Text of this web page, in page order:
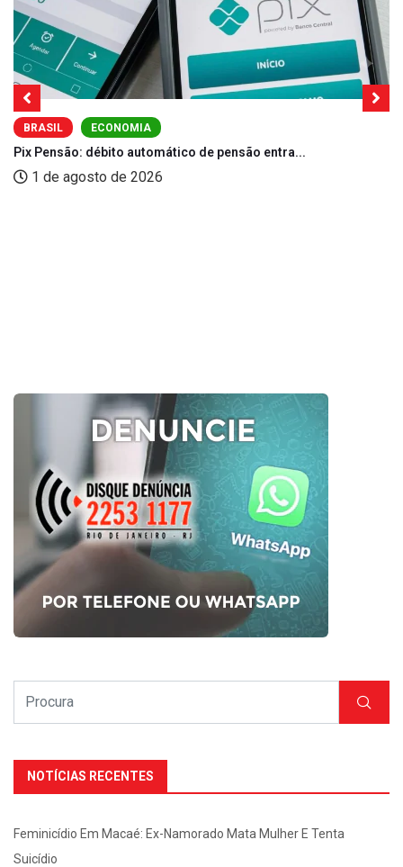
BRASIL ECONOMIA
Pix Pensão: débito automático de pensão entra...
1 de agosto de 2026
NOTÍCIAS RECENTES
Feminicídio Em Macaé: Ex-Namorado Mata Mulher E Tenta
Suicídio